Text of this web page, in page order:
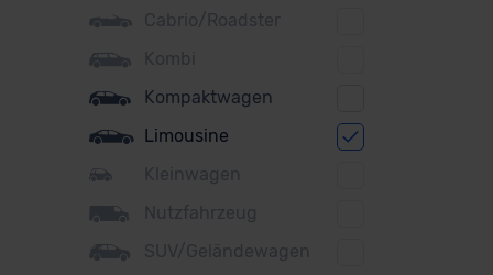
Cupra
DS
Dacia
Fiat
Ford
Honda
Cabrio/Roadster
Kombi
Kompaktwagen
Limousine
Kleinwagen
Nutzfahrzeug
SUV/Geländewagen